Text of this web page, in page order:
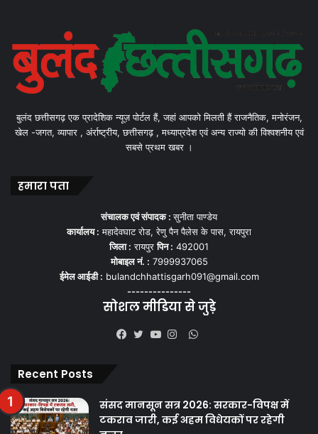
बुलंद छत्तीसगढ़ एक प्रादेशिक न्यूज़ पोर्टल हैं, जहां आपको मिलती हैं राजनैतिक, मनोरंजन,
खेल -जगत, व्यापार , अंर्राष्ट्रीय, छत्तीसगढ़ , मध्याप्रदेश एवं अन्य राज्यो की विश्वशनीय एवं
सबसे प्रथम खबर ।
हमारा पता
संचालक एवं संपादक :सुनीता पाण्डेय
कार्यालय : महादेवघाट रोड, रेणु पैन पैलेस के पास, रायपुरा
जिला : रायपुरपिन : 492001
मोबाइल नं. : 7999937065
ईमेल आईडी : bulandchhattisgarh091@gmail.com
---------------
सोशल मीडिया से जुड़े
WhatsApp
Recent Posts
संसद मानसून सत्र 2026: सरकार-विपक्ष में
टकराव जारी, कई अहम विधेयकों पर रहेगी